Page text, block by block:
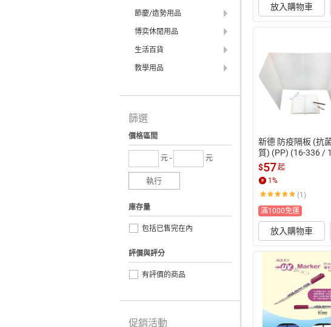
放入購物車
新德 防疫隔板 (抗
質) (PP) (16-336 /
7 / 16-338 / 16-339
340 / 16-341)【
下單10%點數(單一
最高1500點)】8/31
$57起
1%
(1)
滿1000免運
放入購物車
節慶/造勢用品
博奕休閒用品
生活百貨
教學用品
篩選
價格區間
元 - 元
執行
庫存量
包括已售完在內
評價與評分
有評價的商品
促銷活動